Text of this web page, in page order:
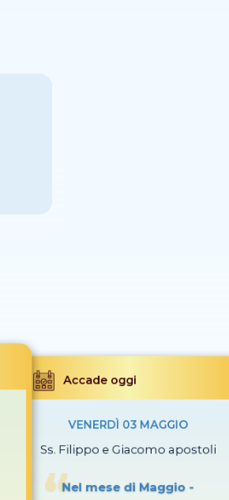
Accade oggi
VENERDÌ 03 MAGGIO
Ss. Filippo e Giacomo apostoli
Nel mese di Maggio -